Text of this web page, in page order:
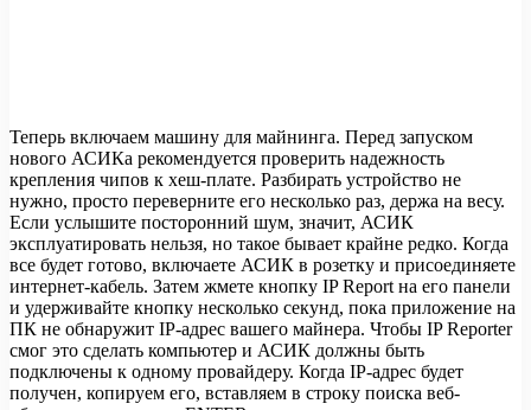
Теперь включаем машину для майнинга. Перед запуском
нового АСИКа рекомендуется проверить надежность
крепления чипов к хеш-плате. Разбирать устройство не
нужно, просто переверните его несколько раз, держа на весу.
Если услышите посторонний шум, значит, АСИК
эксплуатировать нельзя, но такое бывает крайне редко. Когда
все будет готово, включаете АСИК в розетку и присоединяете
интернет-кабель. Затем жмете кнопку IP Report на его панели
и удерживайте кнопку несколько секунд, пока приложение на
ПК не обнаружит IP-адрес вашего майнера. Чтобы IP Reporter
смог это сделать компьютер и АСИК должны быть
подключены к одному провайдеру. Когда IP-адрес будет
получен, копируем его, вставляем в строку поиска веб-